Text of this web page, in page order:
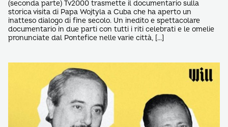
(seconda parte) Tv2000 trasmette il documentario sulla
storica visita di Papa Wojtyla a Cuba che ha aperto un
inatteso dialogo di fine secolo. Un inedito e spettacolare
documentario in due parti con tutti i riti celebrati e le omelie
pronunciate dal Pontefice nelle varie città, […]